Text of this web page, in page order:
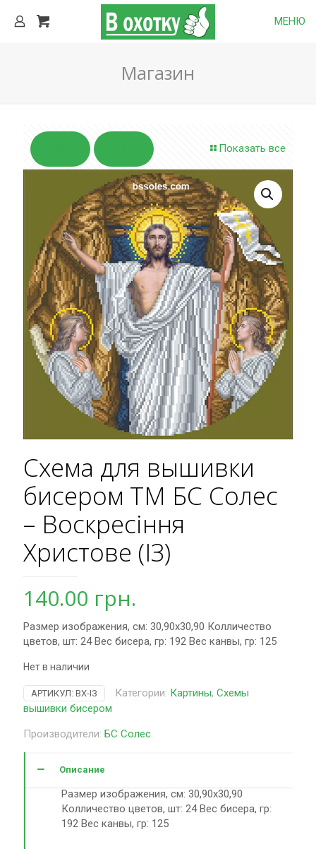
МЕНЮ
Магазин
Показать все
Схема для вышивки
бисером ТМ БС Солес
– Воскресіння
Христове (ІЗ)
140.00 грн.
Размер изображения, см: 30,90х30,90 Колличество
цветов, шт: 24 Вес бисера, гр: 192 Вес канвы, гр: 125
Нет в наличии
АРТИКУЛ: ВХ-ІЗ Категории: Картины, Схемы
вышивки бисером
Производители: БС Солес.
Описание
Размер изображения, см: 30,90х30,90
Колличество цветов, шт: 24 Вес бисера, гр:
192 Вес канвы, гр: 125